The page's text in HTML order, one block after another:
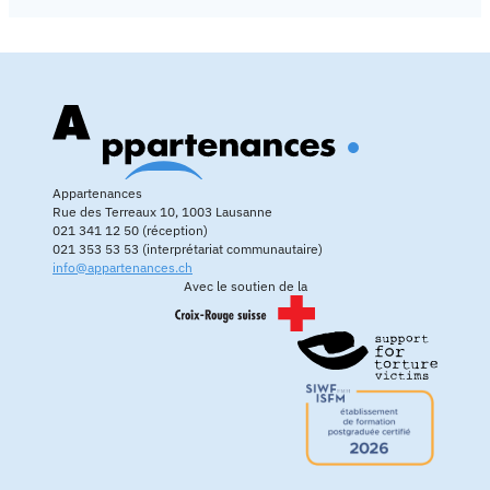
Appartenances
Rue des Terreaux 10, 1003 Lausanne
021 341 12 50 (réception)
021 353 53 53 (interprétariat communautaire)
info@appartenances.ch
Avec le soutien de la